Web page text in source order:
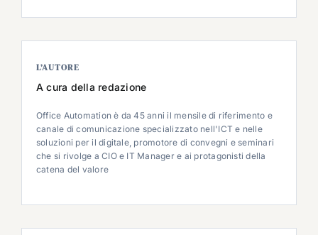
L’AUTORE
A cura della redazione
Office Automation è da 45 anni il mensile di riferimento e
canale di comunicazione specializzato nell'ICT e nelle
soluzioni per il digitale, promotore di convegni e seminari
che si rivolge a CIO e IT Manager e ai protagonisti della
catena del valore